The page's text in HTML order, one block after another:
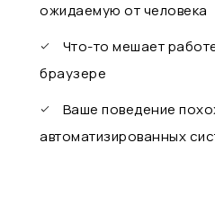
ожидаемую от человека
Что-то мешает
браузере
Ваше поведение
автоматизированных